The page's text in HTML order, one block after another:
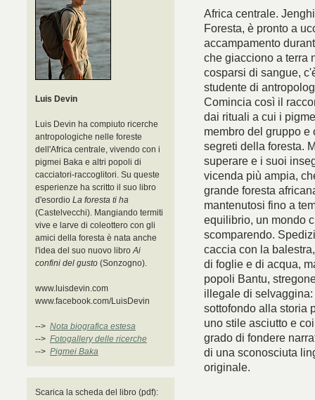
Luis Devin
Luis Devin ha compiuto ricerche
antropologiche nelle foreste
dell'Africa centrale, vivendo con i
pigmei Baka e altri popoli di
cacciatori-raccoglitori. Su queste
esperienze ha scritto il suo libro
d'esordio La foresta ti ha
(Castelvecchi). Mangiando termiti
vive e larve di coleottero con gli
amici della foresta è nata anche
l'idea del suo nuovo libroAi
confini del gusto (Sonzogno).
www.luisdevin.com
www.facebook.com/LuisDevin
--> Nota biografica estesa
--> Fotogallery delle ricerche
--> Pigmei Baka
Scarica la scheda del libro (pdf):
Africa centrale.
Foresta, è pronto a
accampamento
che giacciono a terra
cosparsi di sangue,
studente di
Comincia così il
dai rituali a cui i
membro del gruppo
segreti della foresta.
superare e i suoi
vicenda più ampia,
grande foresta
mantenutosi fino a
equilibrio, un mondo
scomparendo.
caccia con la
di foglie e di acqua,
popoli Bantu,
illegale di
sottofondo alla storia
uno stile asciutto e
grado di fondere
di una sconosciuta
originale.